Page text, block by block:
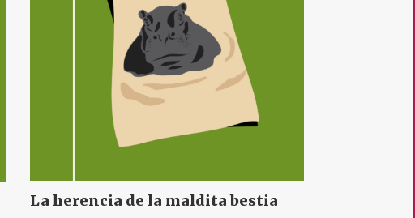
La herencia de la maldita bestia